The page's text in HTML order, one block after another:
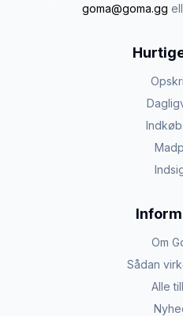
goma@goma.gg
Om
Sådan
Alle